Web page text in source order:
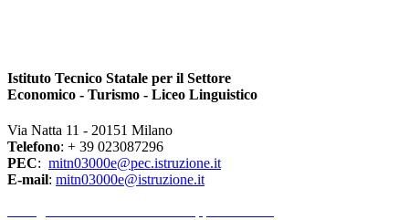
Istituto Tecnico Statale per il Settore
Economico - Turismo - Liceo Linguistico
Via Natta 11 - 20151 Milano
Telefono: + 39 023087296
PEC: mitn03000e@pec.istruzione.it
E-mail: mitn03000e@istruzione.it